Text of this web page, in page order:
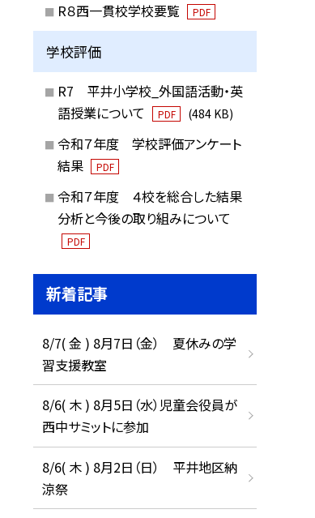
R８西一貫校学校要覧 PDF
学校評価
R7 平井小学校_外国語活動・英
語授業について
PDF (484 KB)
令和７年度 学校評価アンケート
結果
PDF
令和７年度 ４校を総合した結果
分析と今後の取り組みについて
PDF
新着記事
8/7( 金 ) 8月7日（金） 夏休みの学
習支援教室
8/6( 木 ) 8月5日（水）児童会役員が
西中サミットに参加
8/6( 木 ) 8月2日（日） 平井地区納
涼祭